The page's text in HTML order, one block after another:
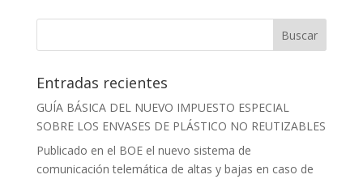
Entradas recientes
GUÍA BÁSICA DEL NUEVO IMPUESTO ESPECIAL
SOBRE LOS ENVASES DE PLÁSTICO NO REUTIZABLES
Publicado en el BOE el nuevo sistema de
comunicación telemática de altas y bajas en caso de